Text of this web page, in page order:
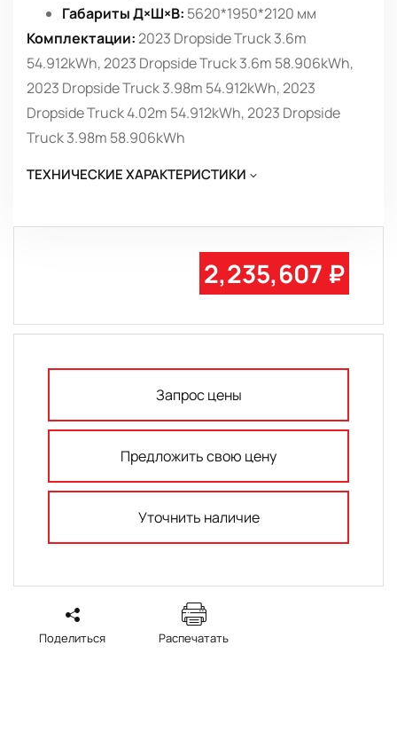
Габариты Д×Ш×В: 5620*1950*2120 мм
Комплектации:2023 Dropside Truck 3.6m
54.912kWh, 2023 Dropside Truck 3.6m 58.906kWh,
2023 Dropside Truck 3.98m 54.912kWh, 2023
Dropside Truck 4.02m 54.912kWh, 2023 Dropside
Truck 3.98m 58.906kWh
ТЕХНИЧЕСКИЕ ХАРАКТЕРИСТИКИ
2,235,607 ₽
Запрос цены
Предложить свою цену
Уточнить наличие
Поделиться Распечатать